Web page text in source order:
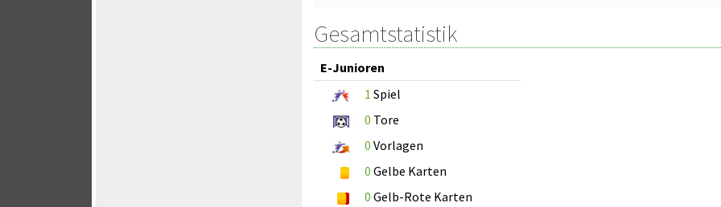
Gesamtstatistik
E-Junioren
1 Spiel
0 Tore
0 Vorlagen
0 Gelbe Karten
0 Gelb-Rote Karten